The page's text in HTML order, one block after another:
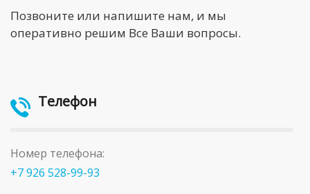
Позвоните или напишите нам, и мы
оперативно решим Все Ваши вопросы.
Телефон
Номер телефона:
+7 926 528-99-93